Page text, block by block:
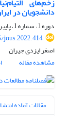
زخم‌‌های
دانشجویان در
دوره 1، شماره 1، پاییز 1401، صفحه
jous.2022.414
اصغر ایزدی جیران
مشاهده مقاله
مقالات آماده